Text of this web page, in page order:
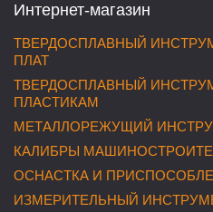
Интернет-магазин
ТВЕРДОСПЛАВНЫЙ
ПЛАТ
ТВЕРДОСПЛАВНЫЙ
ПЛАСТИКАМ
МЕТАЛЛОРЕЖУЩИЙ
КАЛИБРЫ
ОСНАСТКА И
ИЗМЕРИТЕЛЬНЫЙ